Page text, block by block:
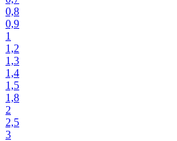
0,8
0,9
1
1,2
1,3
1,4
1,5
1,8
2
2,5
3